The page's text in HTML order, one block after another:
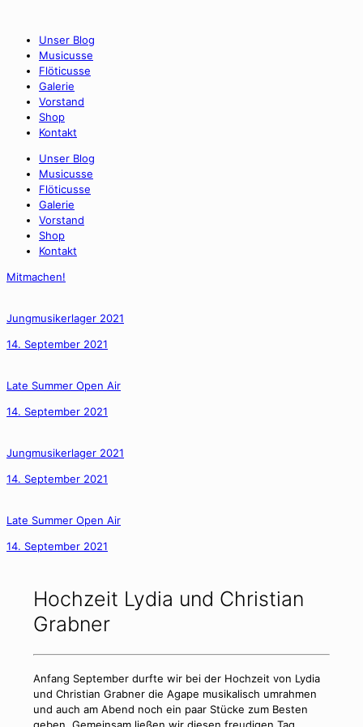
Unser Blog
Musicusse
Flöticusse
Galerie
Vorstand
Shop
Kontakt
Unser Blog
Musicusse
Flöticusse
Galerie
Vorstand
Shop
Kontakt
Mitmachen!
Jungmusikerlager 2021
14. September 2021
Late Summer Open Air
14. September 2021
Jungmusikerlager 2021
14. September 2021
Late Summer Open Air
14. September 2021
Hochzeit Lydia und Christian
Grabner
Anfang September durfte wir bei der Hochzeit von Lydia
und Christian Grabner die Agape musikalisch umrahmen
und auch am Abend noch ein paar Stücke zum Besten
geben. Gemeinsam ließen wir diesen freudigen Tag